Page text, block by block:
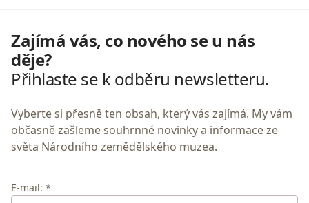
Zajímá vás, co nového se u nás
děje?
Přihlaste se k odběru newsletteru.
Vyberte si přesně ten obsah, který vás zajímá. My vám
občasně zašleme souhrnné novinky a informace ze
světa Národního zemědělského muzea.
E-mail: *